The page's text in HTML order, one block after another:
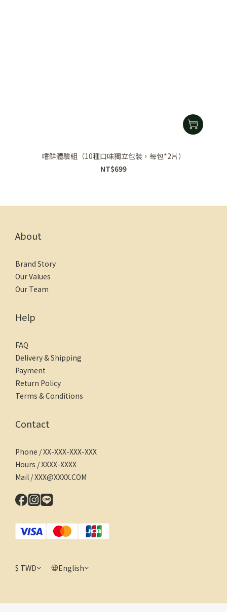
嚐鮮體驗組（10種口味獨立包裝，每包*2片）
NT$699
About
Brand Story
Our Values
Our Team
Help
FAQ
Delivery & Shipping
Payment
Return Policy
Terms & Conditions
Contact
Phone / XX-XXX-XXX-XXX
Hours / XXXX-XXXX
Mail / XXX@XXXX.COM
$ TWD English